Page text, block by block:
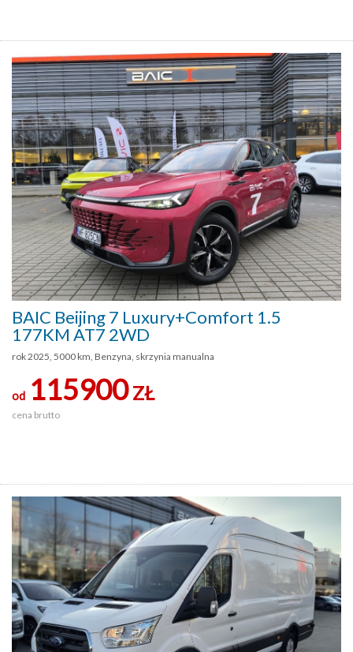
BAIC Beijing 7 Luxury+Comfort 1.5
177KM AT7 2WD
rok 2025, 5000 km, Benzyna, skrzynia manualna
od 115900ZŁ
cena brutto